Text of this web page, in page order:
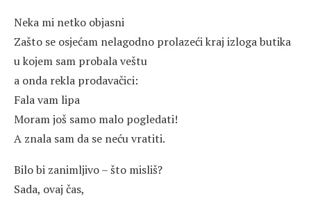
Neka mi netko objasni
Zašto se osjećam nelagodno prolazeći kraj izloga butika
u kojem sam probala veštu
a onda rekla prodavačici:
Fala vam lipa
Moram još samo malo pogledati!
A znala sam da se neću vratiti.
Bilo bi zanimljivo – što misliš?
Sada, ovaj čas,